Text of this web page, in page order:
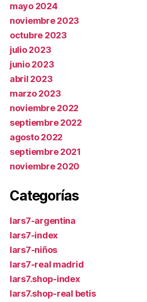
mayo 2024
noviembre 2023
octubre 2023
julio 2023
junio 2023
abril 2023
marzo 2023
noviembre 2022
septiembre 2022
agosto 2022
septiembre 2021
noviembre 2020
Categorías
lars7-argentina
lars7-index
lars7-niños
lars7-real madrid
lars7.shop-index
lars7.shop-real betis